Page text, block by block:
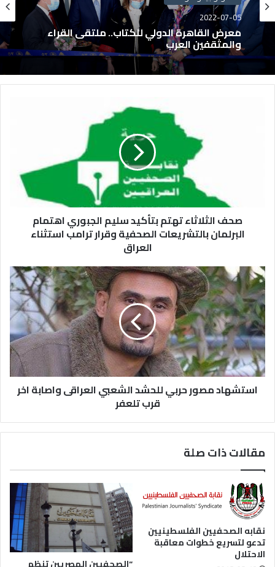
2022-07-05
معرض القاهرة الدولي للكتاب.. ملتقى القراء
والمثقفين العرب
صحف الثلاثاء تهتم بتأكيد سليم الجبوري اهتمام
البرلمان بالتشريعات الصحفية وقرار ترامب استثناء
العراق
استشهاد مصور حربي للحشد الشعبي العراقى واصابة اخر
قرب تلعفر
مقالات ذات صلة
نقابه الصحفيين الفلسطينيين
تدعو لتسريع خطوات معاقبة
الاحتلال
“الصحفيين المصريين تنظم